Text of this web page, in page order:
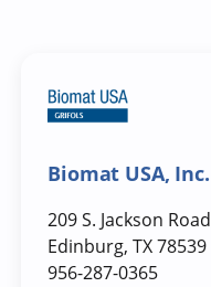
Biomat USA, Inc.
209 S. Jackson Road
Edinburg, TX 78539
956-287-0365